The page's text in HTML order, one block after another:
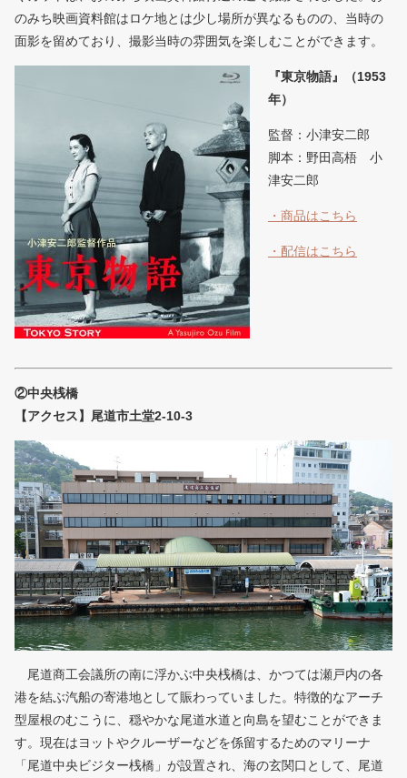
のみち映画資料館はロケ地とは少し場所が異なるものの、当時の
面影を留めており、撮影当時の雰囲気を楽しむことができます。
『東京物語』（1953
年）
監督：小津安二郎
脚本：野田高梧 小
津安二郎
・商品はこちら
・配信はこちら
②中央桟橋
【アクセス】尾道市土堂2-10-3
尾道商工会議所の南に浮かぶ中央桟橋は、かつては瀬戸内の各
港を結ぶ汽船の寄港地として賑わっていました。特徴的なアーチ
型屋根のむこうに、穏やかな尾道水道と向島を望むことができま
す。現在はヨットやクルーザーなどを係留するためのマリーナ
「尾道中央ビジター桟橋」が設置され、海の玄関口として、尾道